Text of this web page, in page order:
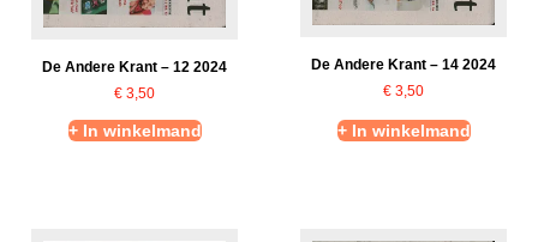
De Andere Krant – 12 2024
€ 3,50
+ In winkelmand
De Andere Krant – 14 2024
€ 3,50
+ In winkelmand